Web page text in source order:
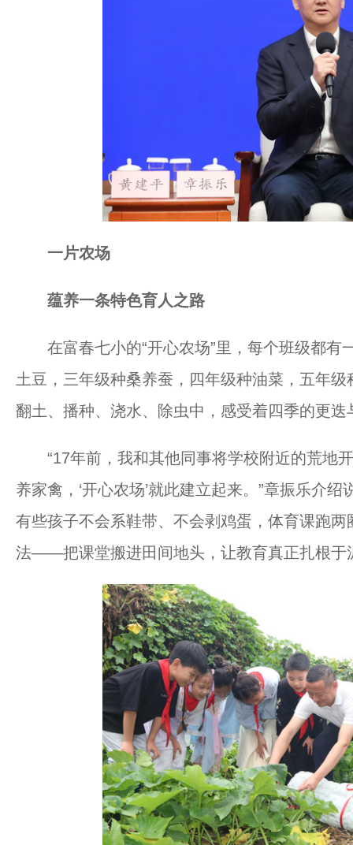
一片农场
蕴养一条特色育人之路
在富春七小的“开心农场”里，每个班级都有
土豆，三年级种桑养蚕，四年级种油菜，五年
翻土、播种、浇水、除虫中，感受着四季的更迭
“17年前，我和其他同事将学校附近的荒地
养家禽，‘开心农场’就此建立起来。”章振乐介
有些孩子不会系鞋带、不会剥鸡蛋，体育课跑
法——把课堂搬进田间地头，让教育真正扎根于